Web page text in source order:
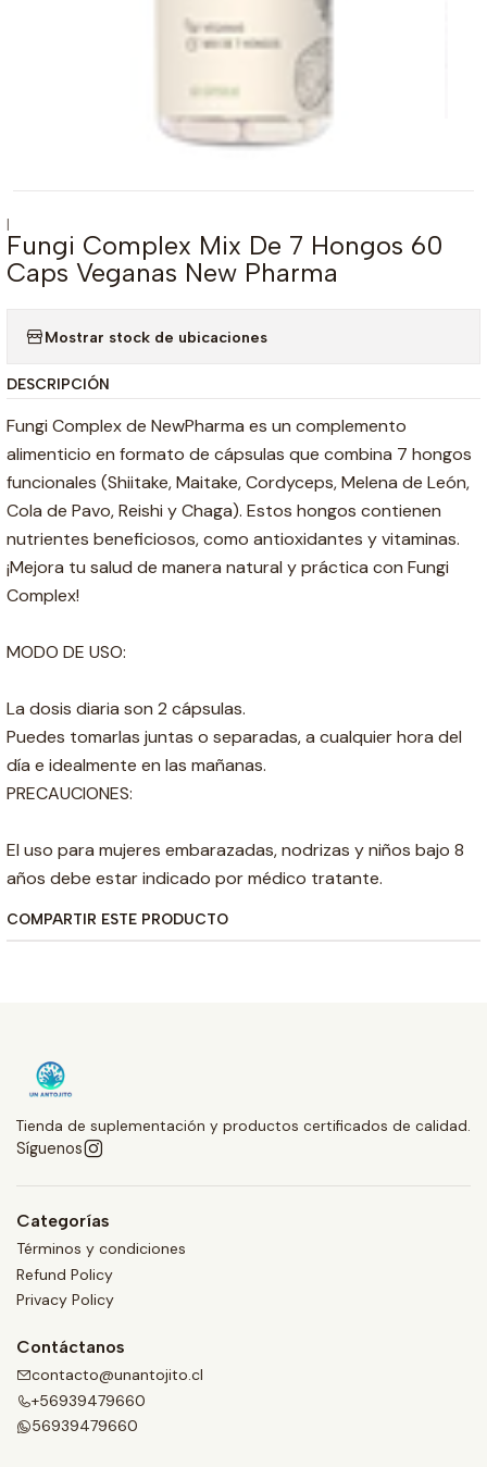
|
Fungi Complex Mix De 7 Hongos 60
Caps Veganas New Pharma
Mostrar stock de ubicaciones
DESCRIPCIÓN
Fungi Complex de NewPharma es un complemento
alimenticio en formato de cápsulas que combina 7 hongos
funcionales (Shiitake, Maitake, Cordyceps, Melena de León,
Cola de Pavo, Reishi y Chaga). Estos hongos contienen
nutrientes beneficiosos, como antioxidantes y vitaminas.
¡Mejora tu salud de manera natural y práctica con Fungi
Complex!
MODO DE USO:
La dosis diaria son 2 cápsulas.
Puedes tomarlas juntas o separadas, a cualquier hora del
día e idealmente en las mañanas.
PRECAUCIONES:
El uso para mujeres embarazadas, nodrizas y niños bajo 8
años debe estar indicado por médico tratante.
COMPARTIR ESTE PRODUCTO
Tienda de suplementación y productos certificados de calidad.
Síguenos
Categorías
Términos y condiciones
Refund Policy
Privacy Policy
Contáctanos
contacto@unantojito.cl
+56939479660
56939479660